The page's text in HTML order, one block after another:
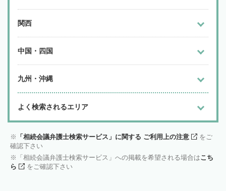
関西
中国・四国
九州・沖縄
よく検索されるエリア
「相続会議弁護士検索サービス」に関する ご利用上の注意
をご
確認下さい
「相続会議弁護士検索サービス」への掲載を希望される場合はこち
ら
をご確認下さい